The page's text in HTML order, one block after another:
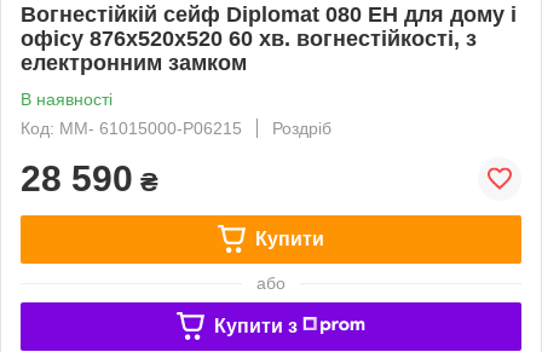
Вогнестійкій сейф Diplomat 080 EH для дому і
офісу 876х520х520 60 хв. вогнестійкості, з
електронним замком
В наявності
Код: ММ- 61015000-P06215
Роздріб
28 590 ₴
Купити
або
Купити з